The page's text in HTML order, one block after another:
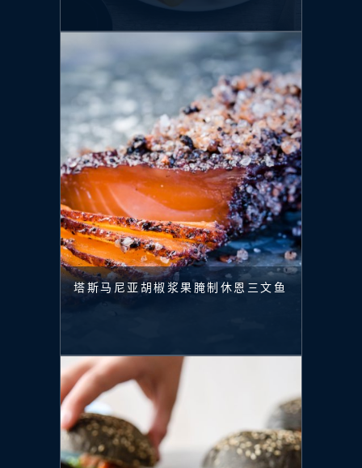
塔斯马尼亚胡椒浆果腌制休恩三文鱼